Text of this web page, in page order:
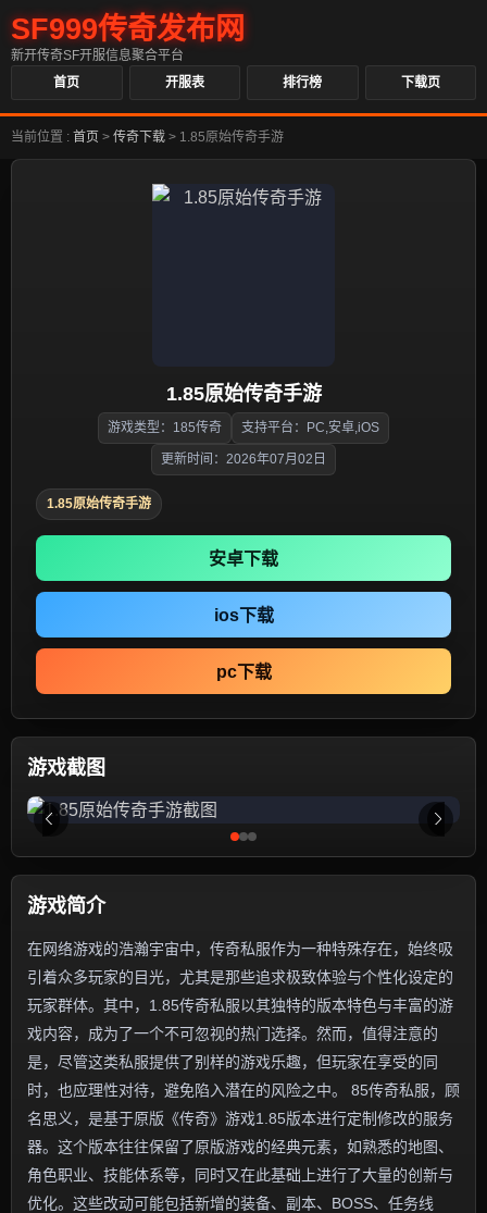
SF999传奇发布网
新开传奇SF开服信息聚合平台
首页
开服表 排行榜 下载页
当前位置 : 首页 > 传奇下载 > 1.85原始传奇手游
1.85原始传奇手游
游戏类型：185传奇 支持平台：PC,安卓,iOS
更新时间：2026年07月02日
1.85原始传奇手游
安卓下载
ios下载
pc下载
游戏截图
游戏简介
在网络游戏的浩瀚宇宙中，传奇私服作为一种特殊存在，始终吸
引着众多玩家的目光，尤其是那些追求极致体验与个性化设定的
玩家群体。其中，1.85传奇私服以其独特的版本特色与丰富的游
戏内容，成为了一个不可忽视的热门选择。然而，值得注意的
是，尽管这类私服提供了别样的游戏乐趣，但玩家在享受的同
时，也应理性对待，避免陷入潜在的风险之中。 85传奇私服，顾
名思义，是基于原版《传奇》游戏1.85版本进行定制修改的服务
器。这个版本往往保留了原版游戏的经典元素，如熟悉的地图、
角色职业、技能体系等，同时又在此基础上进行了大量的创新与
优化。这些改动可能包括新增的装备、副本、BOSS、任务线